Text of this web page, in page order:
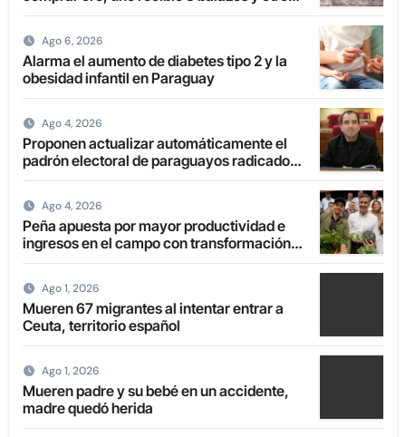
uno en la boca
Ago 6, 2026
Alarma el aumento de diabetes tipo 2 y la
obesidad infantil en Paraguay
Ago 4, 2026
Proponen actualizar automáticamente el
padrón electoral de paraguayos radicados
en el extranjero
Ago 4, 2026
Peña apuesta por mayor productividad e
ingresos en el campo con transformación
de la agricultura familiar
Ago 1, 2026
Mueren 67 migrantes al intentar entrar a
Ceuta, territorio español
Ago 1, 2026
Mueren padre y su bebé en un accidente,
madre quedó herida